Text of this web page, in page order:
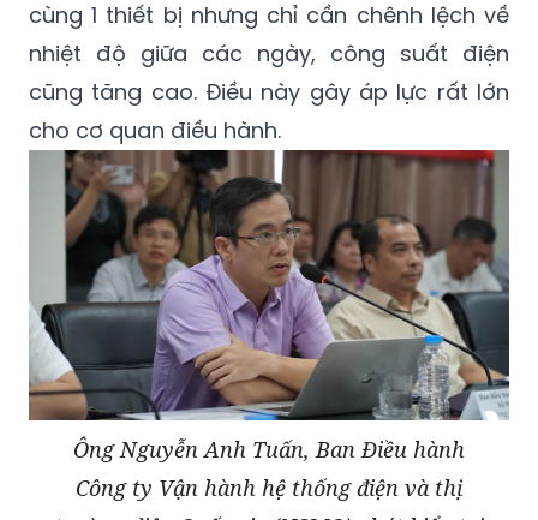
cùng 1 thiết bị nhưng chỉ cần chênh lệch về
nhiệt độ giữa các ngày, công suất điện
cũng tăng cao. Điều này gây áp lực rất lớn
cho cơ quan điều hành.
Ông Nguyễn Anh Tuấn, Ban Điều hành
Công ty Vận hành hệ thống điện và thị